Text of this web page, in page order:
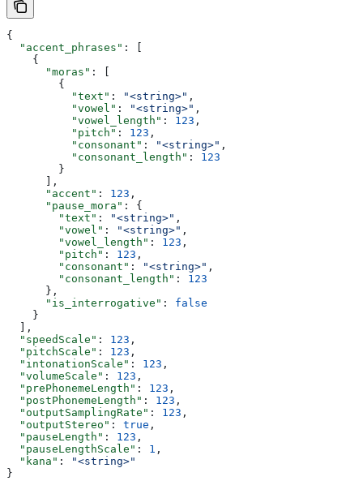
{
  "accent_phrases"
: [
    {
      "moras"
: [
        {
          "text"
: "<string>" ,
          "vowel"
: "<string>" ,
          "vowel_length"
: 123 ,
          "pitch"
: 123 ,
          "consonant"
: "<string>" ,
          "consonant_length"
: 123
        }
      ],
      "accent"
: 123 ,
      "pause_mora"
: {
        "text"
: "<string>" ,
        "vowel"
: "<string>" ,
        "vowel_length"
: 123 ,
        "pitch"
: 123 ,
        "consonant"
: "<string>" ,
        "consonant_length"
: 123
      },
      "is_interrogative"
: false
    }
  ],
  "speedScale"
: 123 ,
  "pitchScale"
: 123 ,
  "intonationScale"
: 123 ,
  "volumeScale"
: 123 ,
  "prePhonemeLength"
: 123 ,
  "postPhonemeLength"
: 123 ,
  "outputSamplingRate"
: 123 ,
  "outputStereo"
: true ,
  "pauseLength"
: 123 ,
  "pauseLengthScale"
: 1 ,
  "kana"
:
"<string>"
}